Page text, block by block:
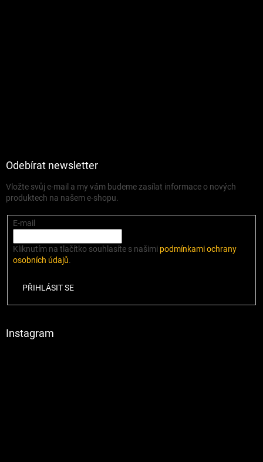
Odebírat newsletter
Vložte svůj e-mail a my vám budeme zasílat informace o nových
produktech na našem e-shopu.
E-mail
Kliknutím na tlačítko souhlasíte s našimi podmínkami ochrany
osobních údajů.
PŘIHLÁSIT SE
Instagram